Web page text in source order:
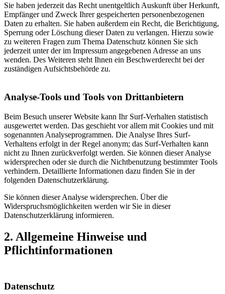
Sie haben jederzeit das Recht unentgeltlich Auskunft über Herkunft,
Empfänger und Zweck Ihrer gespeicherten personenbezogenen
Daten zu erhalten. Sie haben außerdem ein Recht, die Berichtigung,
Sperrung oder Löschung dieser Daten zu verlangen. Hierzu sowie
zu weiteren Fragen zum Thema Datenschutz können Sie sich
jederzeit unter der im Impressum angegebenen Adresse an uns
wenden. Des Weiteren steht Ihnen ein Beschwerderecht bei der
zuständigen Aufsichtsbehörde zu.
Analyse-Tools und Tools von Drittanbietern
Beim Besuch unserer Website kann Ihr Surf-Verhalten statistisch
ausgewertet werden. Das geschieht vor allem mit Cookies und mit
sogenannten Analyseprogrammen. Die Analyse Ihres Surf-
Verhaltens erfolgt in der Regel anonym; das Surf-Verhalten kann
nicht zu Ihnen zurückverfolgt werden. Sie können dieser Analyse
widersprechen oder sie durch die Nichtbenutzung bestimmter Tools
verhindern. Detaillierte Informationen dazu finden Sie in der
folgenden Datenschutzerklärung.
Sie können dieser Analyse widersprechen. Über die
Widerspruchsmöglichkeiten werden wir Sie in dieser
Datenschutzerklärung informieren.
2. Allgemeine Hinweise und
Pflichtinformationen
Datenschutz